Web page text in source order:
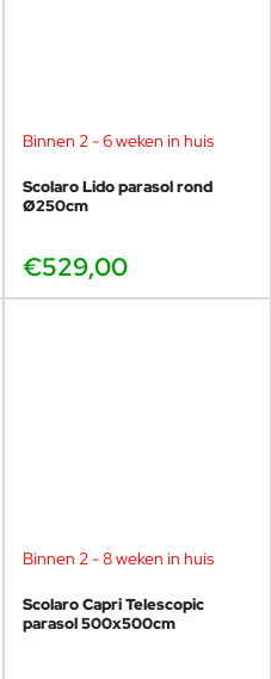
Binnen 2 - 6 weken in huis
Scolaro Lido parasol rond
Ø250cm
€529,00
Binnen 2 - 8 weken in huis
Scolaro Capri Telescopic
parasol 500x500cm